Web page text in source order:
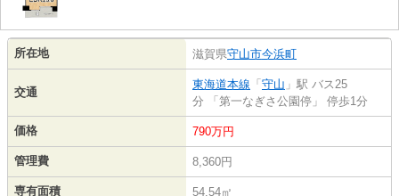
所在地 滋賀県守山市今浜町
交通
東海道本線 「 守山 」駅 バス25
分 「第一なぎさ公園停」 停歩1分
価格 790万円
管理費 8,360円
専有面積 54.54㎡